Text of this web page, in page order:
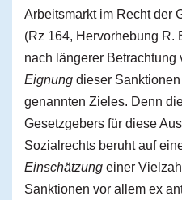
Arbeitsmarkt im Recht der
(Rz 164, Hervorhebung R.
nach längerer Betrachtung
Eignungdieser
genannten Zieles. Denn
Gesetzgebers für diese
Sozialrechts beruht auf
Einschätzungeiner
Sanktionen vor allem ex